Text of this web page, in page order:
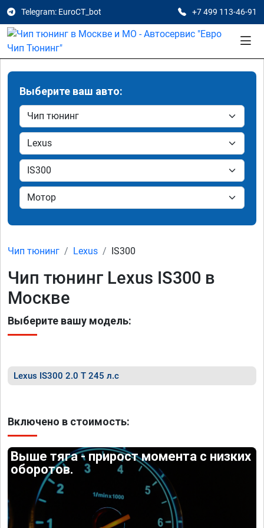
Telegram: EuroCT_bot +7 499 113-46-91
Выберите ваш авто:
Чип тюнинг Lexus IS300
Чип тюнинг Lexus IS300 в
Москве
Выберите вашу модель:
Lexus IS300 2.0 T 245 л.с
Включено в стоимость:
Выше тяга - прирост момента с низких
оборотов.